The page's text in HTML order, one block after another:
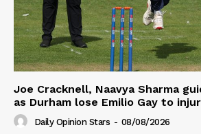
Joe Cracknell, Naavya Sharma
as Durham lose Emilio Gay to
Daily Opinion Stars - 08/08/2026